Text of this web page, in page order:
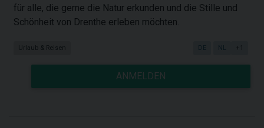
für alle, die gerne die Natur erkunden und die Stille und
Schönheit von Drenthe erleben möchten.
Urlaub & Reisen DE NL +1
ANMELDEN